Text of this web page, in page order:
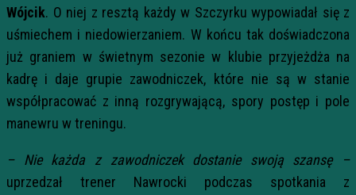
Wójcik. O niej z resztą każdy w Szczyrku wypowiadał się z
uśmiechem i niedowierzaniem. W końcu tak doświadczona
już graniem w świetnym sezonie w klubie przyjeżdża na
kadrę i daje grupie zawodniczek, które nie są w stanie
współpracować z inną rozgrywającą, spory postęp i pole
manewru w treningu.
– Nie każda z zawodniczek dostanie swoją szansę –
uprzedzał trener Nawrocki podczas spotkania z